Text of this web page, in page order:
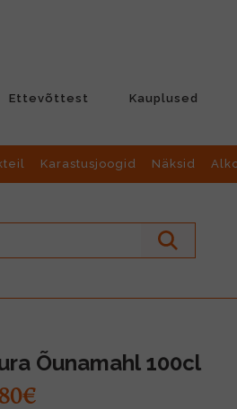
Ettevõttest Kauplused
Karastusjoogid Näksid
Õunamahl 100cl